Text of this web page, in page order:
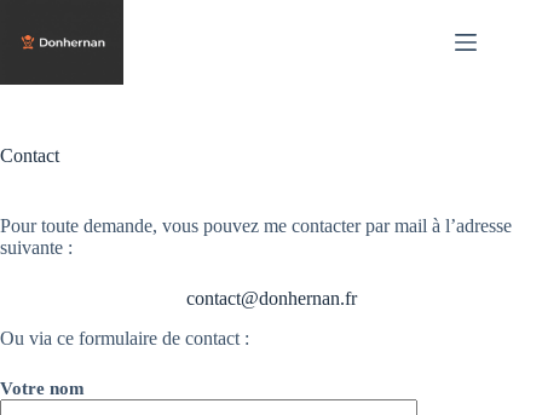
contenu
Contact
Pour toute demande, vous pouvez me contacter par mail à l’adresse
suivante :
contact@donhernan.fr
Ou via ce formulaire de contact :
Votre nom